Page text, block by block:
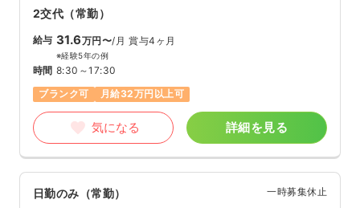
2交代（常勤）
給与 31.6万円〜/月 賞与4ヶ月
※経験5年の例
時間 8:30～17:30
ブランク可
月給32万円以上可
気になる 詳細を見る
日勤のみ（常勤） 一時募集休止